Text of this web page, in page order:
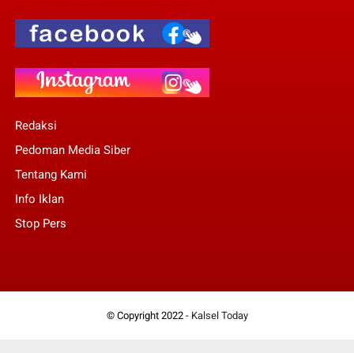
Redaksi
Pedoman Media Siber
Tentang Kami
Info Iklan
Stop Pers
© Copyright 2022 - Kalsel Today